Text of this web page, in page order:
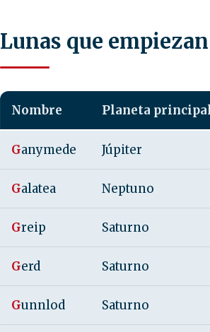
Lunas que
Nombre Planeta
Ganymede Júpiter
Galatea Neptuno
Greip Saturno
Gerd Saturno
Gunnlod Saturno